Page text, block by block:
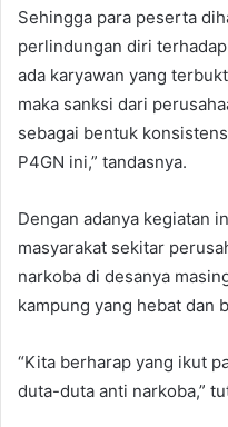
Sehingga para peserta
perlindungan diri
ada karyawan yang
maka sanksi dari
sebagai bentuk
P4GN ini,” tandasnya.
Dengan adanya kegiatan
masyarakat sekitar
narkoba di desanya
kampung yang hebat dan
“Kita berharap yang ikut
duta-duta anti narkoba,”